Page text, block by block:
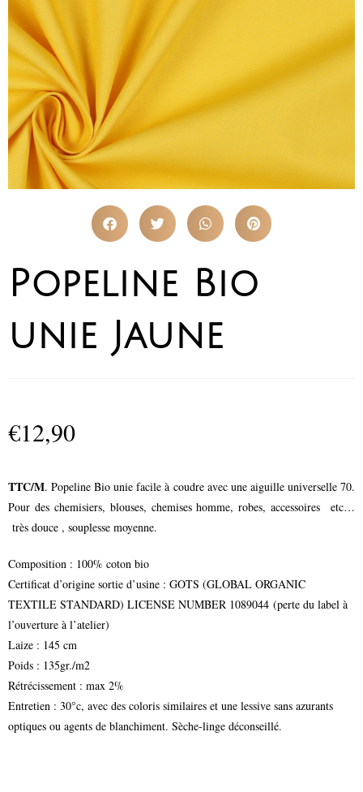
Popeline Bio
unie Jaune
€12,90
TTC/M. Popeline Bio unie facile à coudre avec une aiguille universelle 70.
Pour des chemisiers, blouses, chemises homme, robes, accessoires etc…
très douce , souplesse moyenne.
Composition : 100% coton bio
Certificat d’origine sortie d’usine : GOTS (GLOBAL ORGANIC
TEXTILE STANDARD) LICENSE NUMBER 1089044 (perte du label à
l’ouverture à l’atelier)
Laize : 145 cm
Poids : 135gr./m2
Rétrécissement : max 2%
Entretien : 30°c, avec des coloris similaires et une lessive sans azurants
optiques ou agents de blanchiment. Sèche-linge déconseillé.